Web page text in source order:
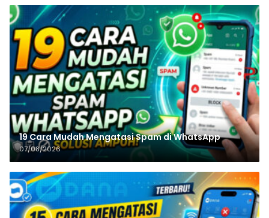
19 Cara Mudah Mengatasi Spam di WhatsApp
07/08/2026